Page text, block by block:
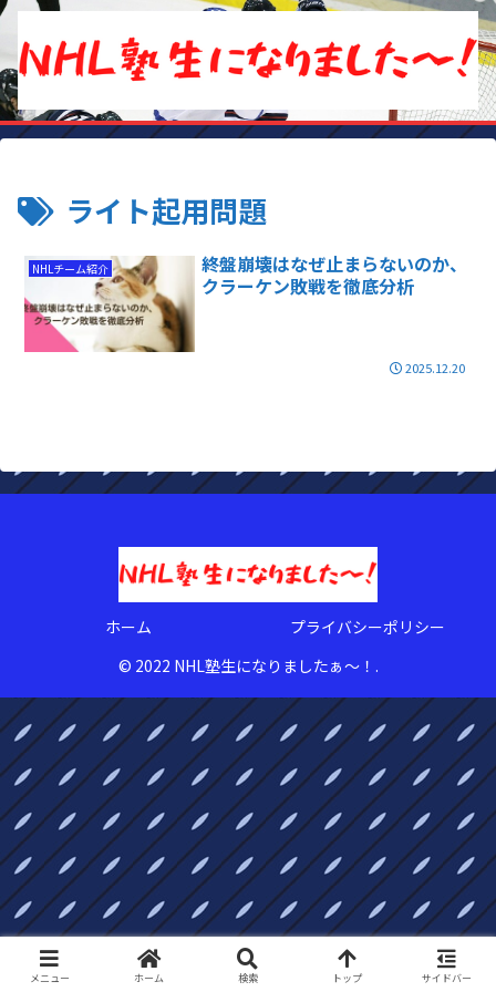
ライト起用問題
NHLチーム紹介
終盤崩壊はなぜ止まらないのか、
クラーケン敗戦を徹底分析
2025.12.20
ホーム
プライバシーポリシー
© 2022 NHL塾生になりましたぁ〜！.
メニュー ホーム 検索 トップ サイドバー